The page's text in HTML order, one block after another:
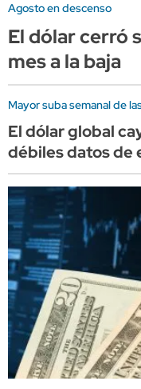
Agosto en descenso
El dólar cerró
mes a la baja
Mayor suba semanal de
El dólar global
débiles datos de